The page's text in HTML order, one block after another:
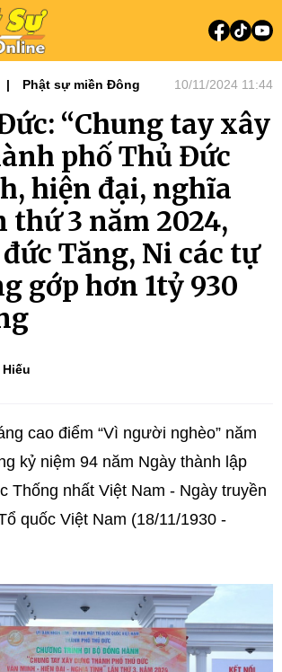
Phật sự miền Đông 10/11/2024 11:44
“Chung tay xây
phố Thủ Đức
hiện đại, nghĩa
thứ 3 năm 2024,
Tăng, Ni các tự
gớp hơn 1tỷ 930
cao điểm “Vì người nghèo” năm
kỷ niệm 94 năm Ngày thành lập
Thống nhất Việt Nam - Ngày truyền
quốc Việt Nam (18/11/1930 -